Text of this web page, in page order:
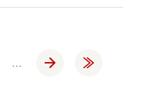
... » »